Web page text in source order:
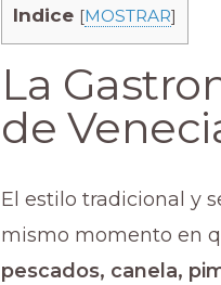
Indice [MOSTRAR]
La
de
El estilo tradicional y
mismo momento en
pescados, canela,